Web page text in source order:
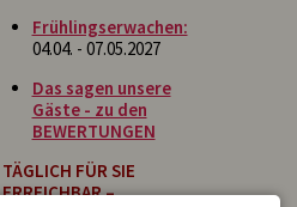
Frühlingserwachen:
04.04. - 07.05.2027
Das sagen unsere
Gäste - zu den
BEWERTUNGEN
TÄGLICH FÜR SIE
ERREICHBAR –